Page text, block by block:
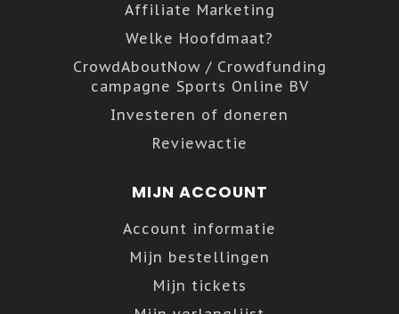
Affiliate Marketing
Welke Hoofdmaat?
CrowdAboutNow / Crowdfunding
campagne Sports Online BV
Investeren of doneren
Reviewactie
MIJN ACCOUNT
Account informatie
Mijn bestellingen
Mijn tickets